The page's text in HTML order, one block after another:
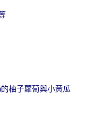
柚子蘿蔔與小黃瓜